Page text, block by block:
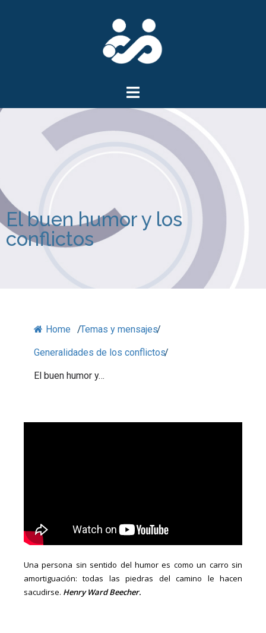
El buen humor y los
conflictos
Home /Temas y mensajes/
Generalidades de los conflictos/
El buen humor y…
Una persona sin sentido del humor es como un carro sin
amortiguación: todas las piedras del camino le hacen
sacudirse. Henry Ward Beecher.